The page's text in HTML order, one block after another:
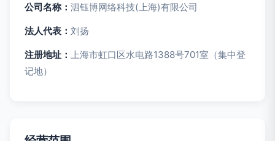
公司名称： 泗钰博网络科技(上海)有限公司
法人代表： 刘扬
注册地址： 上海市虹口区水电路1388号701室（集中登
记地）